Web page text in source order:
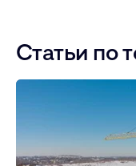
Статьи по